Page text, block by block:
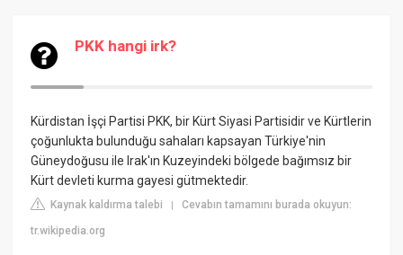
PKK hangi irk?
Kürdistan İşçi Partisi PKK, bir Kürt Siyasi Partisidir ve Kürtlerin
çoğunlukta bulunduğu sahaları kapsayan Türkiye'nin
Güneydoğusu ile Irak'ın Kuzeyindeki bölgede bağımsız bir
Kürt devleti kurma gayesi gütmektedir.
Kaynak kaldırma talebi |Cevabın tamamını burada okuyun:
tr.wikipedia.org